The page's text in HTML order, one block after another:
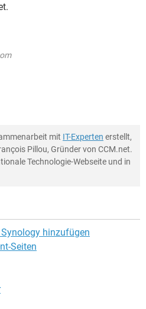
mit IT-Experten erstellt,
Pillou, Gründer von CCM.net.
Technologie-Webseite und in
Synology hinzufügen
Seiten